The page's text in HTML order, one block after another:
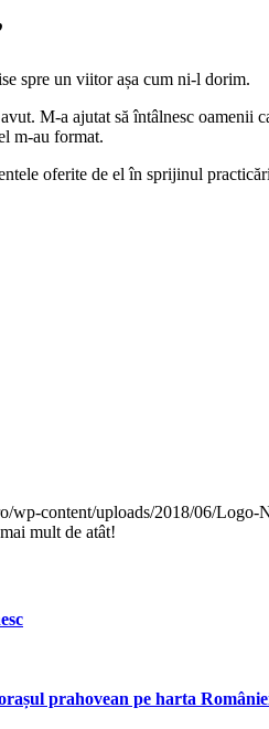
spre un viitor așa cum ni-l dorim.
M-a ajutat să întâlnesc oamenii
m-au format.
oferite de el în sprijinul
wp-content/uploads/2018/06/Logo-
mult de atât!
prahovean pe harta